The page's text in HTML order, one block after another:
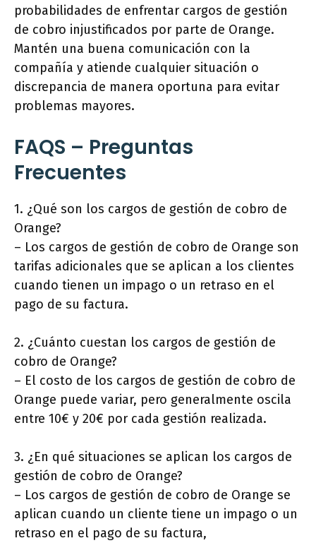
probabilidades de enfrentar cargos de gestión
de cobro injustificados por parte de Orange.
Mantén una buena comunicación con la
compañía y atiende cualquier situación o
discrepancia de manera oportuna para evitar
problemas mayores.
FAQS – Preguntas
Frecuentes
1. ¿Qué son los cargos de gestión de cobro de
Orange?
– Los cargos de gestión de cobro de Orange son
tarifas adicionales que se aplican a los clientes
cuando tienen un impago o un retraso en el
pago de su factura.
2. ¿Cuánto cuestan los cargos de gestión de
cobro de Orange?
– El costo de los cargos de gestión de cobro de
Orange puede variar, pero generalmente oscila
entre 10€ y 20€ por cada gestión realizada.
3. ¿En qué situaciones se aplican los cargos de
gestión de cobro de Orange?
– Los cargos de gestión de cobro de Orange se
aplican cuando un cliente tiene un impago o un
retraso en el pago de su factura,